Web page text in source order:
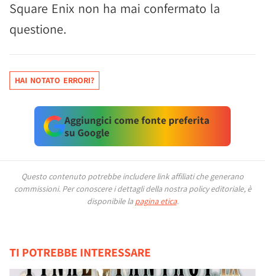
Square Enix non ha mai confermato la
questione.
HAI NOTATO ERRORI?
Aggiungici come fonte preferita
su Google
Questo contenuto potrebbe includere link affiliati che generano
commissioni. Per conoscere i dettagli della nostra policy editoriale, è
disponibile la pagina etica.
TI POTREBBE INTERESSARE